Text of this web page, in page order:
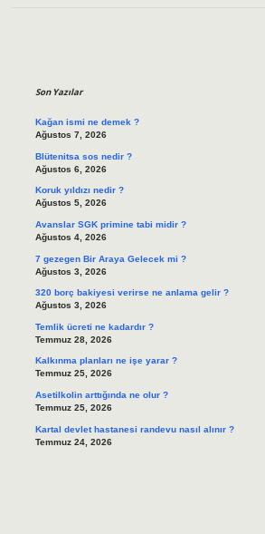
Son Yazılar
Kağan ismi ne demek ?
Ağustos 7, 2026
Blütenitsa sos nedir ?
Ağustos 6, 2026
Koruk yıldızı nedir ?
Ağustos 5, 2026
Avanslar SGK primine tabi midir ?
Ağustos 4, 2026
7 gezegen Bir Araya Gelecek mi ?
Ağustos 3, 2026
320 borç bakiyesi verirse ne anlama gelir ?
Ağustos 3, 2026
Temlik ücreti ne kadardır ?
Temmuz 28, 2026
Kalkınma planları ne işe yarar ?
Temmuz 25, 2026
Asetilkolin arttığında ne olur ?
Temmuz 25, 2026
Kartal devlet hastanesi randevu nasıl alınır ?
Temmuz 24, 2026